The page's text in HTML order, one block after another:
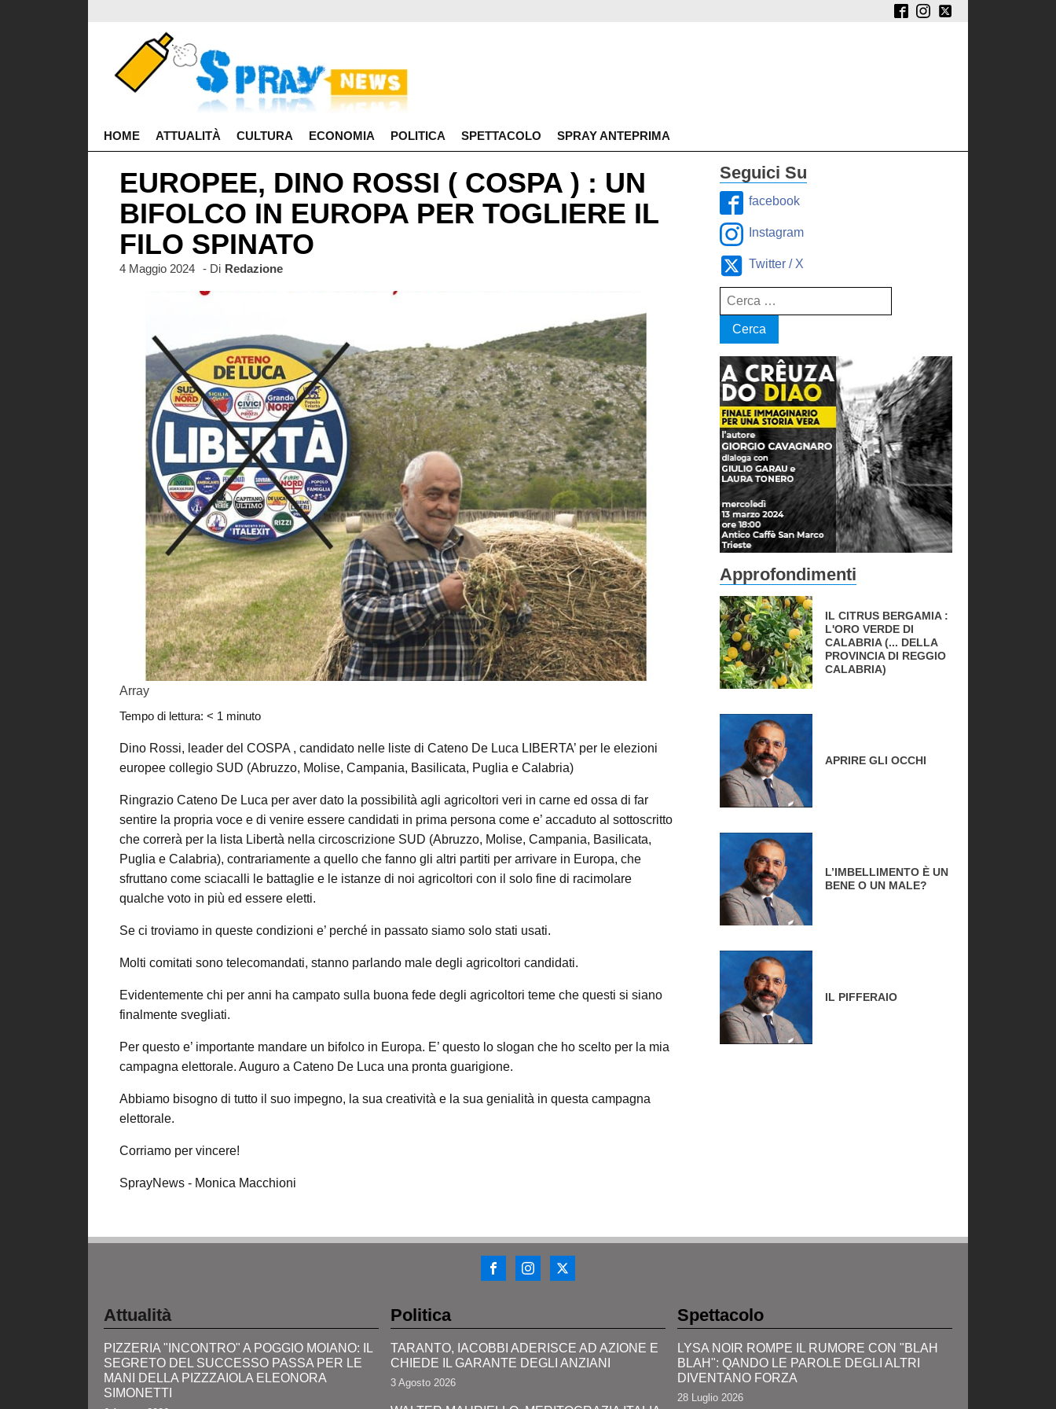
HOME ATTUALITÀ CULTURA ECONOMIA POLITICA SPETTACOLO SPRAY ANTEPRIMA
EUROPEE, DINO ROSSI ( COSPA ) : UN
BIFOLCO IN EUROPA PER TOGLIERE IL
FILO SPINATO
4 Maggio 2024 - Di Redazione
Array
Tempo di lettura: < 1 minuto
Dino Rossi, leader del COSPA , candidato nelle liste di Cateno De Luca LIBERTA’ per le elezioni
europee collegio SUD (Abruzzo, Molise, Campania, Basilicata, Puglia e Calabria)
Ringrazio Cateno De Luca per aver dato la possibilità agli agricoltori veri in carne ed ossa di far
sentire la propria voce e di venire essere candidati in prima persona come e’ accaduto al sottoscritto
che correrà per la lista Libertà nella circoscrizione SUD (Abruzzo, Molise, Campania, Basilicata,
Puglia e Calabria), contrariamente a quello che fanno gli altri partiti per arrivare in Europa, che
sfruttano come sciacalli le battaglie e le istanze di noi agricoltori con il solo fine di racimolare
qualche voto in più ed essere eletti.
Se ci troviamo in queste condizioni e’ perché in passato siamo solo stati usati.
Molti comitati sono telecomandati, stanno parlando male degli agricoltori candidati.
Evidentemente chi per anni ha campato sulla buona fede degli agricoltori teme che questi si siano
finalmente svegliati.
Per questo e’ importante mandare un bifolco in Europa. E’ questo lo slogan che ho scelto per la mia
campagna elettorale. Auguro a Cateno De Luca una pronta guarigione.
Abbiamo bisogno di tutto il suo impegno, la sua creatività e la sua genialità in questa campagna
elettorale.
Corriamo per vincere!
SprayNews - Monica Macchioni
Seguici Su
facebook
Instagram
Twitter / X
Ricerca
per:
Approfondimenti
IL CITRUS BERGAMIA :
L'ORO VERDE DI
CALABRIA (... DELLA
PROVINCIA DI REGGIO
CALABRIA)
APRIRE GLI OCCHI
L’IMBELLIMENTO È UN
BENE O UN MALE?
IL PIFFERAIO
Attualità
PIZZERIA "INCONTRO" A POGGIO MOIANO: IL
SEGRETO DEL SUCCESSO PASSA PER LE
MANI DELLA PIZZZAIOLA ELEONORA
SIMONETTI
Politica
TARANTO, IACOBBI ADERISCE AD AZIONE E
CHIEDE IL GARANTE DEGLI ANZIANI
3 Agosto 2026
Spettacolo
LYSA NOIR ROMPE IL RUMORE CON "BLAH
BLAH": QANDO LE PAROLE DEGLI ALTRI
DIVENTANO FORZA
28 Luglio 2026